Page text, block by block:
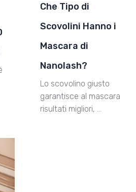
Che Tipo di
Scovolini Hanno i
Mascara di
Nanolash?
Lo scovolino giusto
garantisce al mascara
risultati migliori, …